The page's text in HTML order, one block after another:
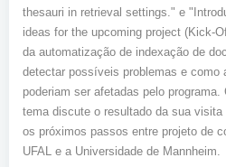
thesauri in retrieval settings." e
ideas for the upcoming project (Kick-
da automatização de indexação de
detectar possíveis problemas e como
poderiam ser afetadas pelo
tema discute o resultado da sua
os próximos passos entre projeto de
UFAL e a Universidade de Mannheim.